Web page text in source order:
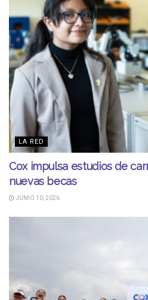
LA RED
Cox impulsa estudios de
nuevas becas
JUNIO 10, 2026